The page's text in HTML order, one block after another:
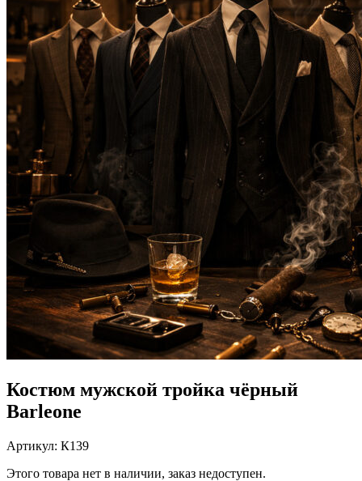
Костюм мужской тройка чёрный
Barleone
Артикул: К139
Этого товара нет в наличии, заказ недоступен.